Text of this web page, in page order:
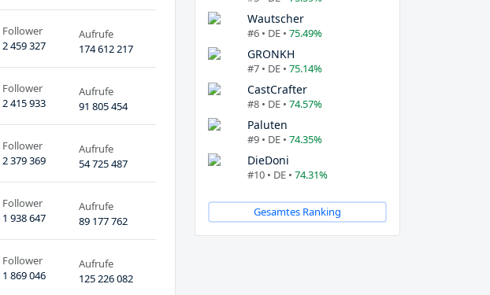
Follower
2 459 327
Aufrufe
174 612 217
Follower
2 415 933
Aufrufe
91 805 454
Follower
2 379 369
Aufrufe
54 725 487
Follower
1 938 647
Aufrufe
89 177 762
Follower
1 869 046
Aufrufe
125 226 082
Wautscher
#6 • DE • 75.49%
GRONKH
#7 • DE • 75.14%
CastCrafter
#8 • DE • 74.57%
Paluten
#9 • DE • 74.35%
DieDoni
#10 • DE • 74.31%
Gesamtes Ranking